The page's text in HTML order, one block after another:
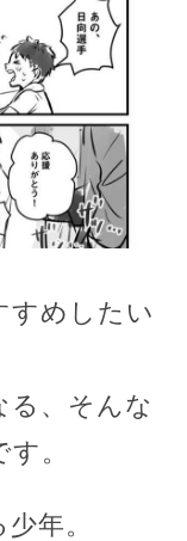
すめしたい
る、そんな
。
年。